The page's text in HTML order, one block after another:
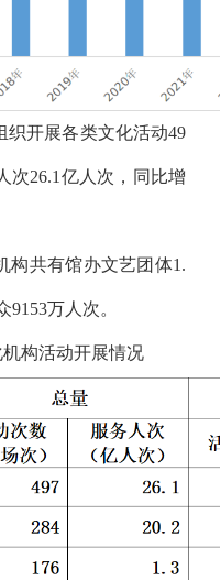
织开展各类文化活动49
次26.1亿人次，同比增
构共有馆办文艺团体1.
9153万人次。
构活动开展情况